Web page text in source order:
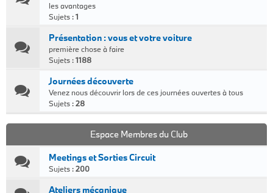
les avantages
Sujets :1
Présentation : vous et votre voiture
première chose à faire
Sujets :1188
Journées découverte
Venez nous découvrir lors de ces journées ouvertes à tous
Sujets :28
Espace Membres du Club
Meetings et Sorties Circuit
Sujets :200
Ateliers mécanique